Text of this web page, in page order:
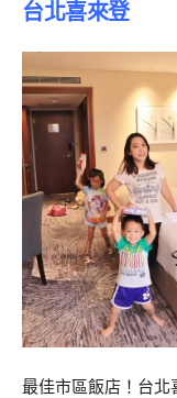
台北喜來登
最佳市區飯店！台北